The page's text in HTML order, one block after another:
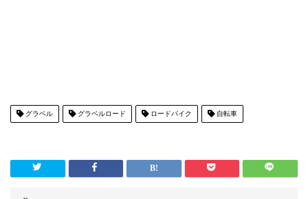
グラベル グラベルロード ロードバイク 自転車